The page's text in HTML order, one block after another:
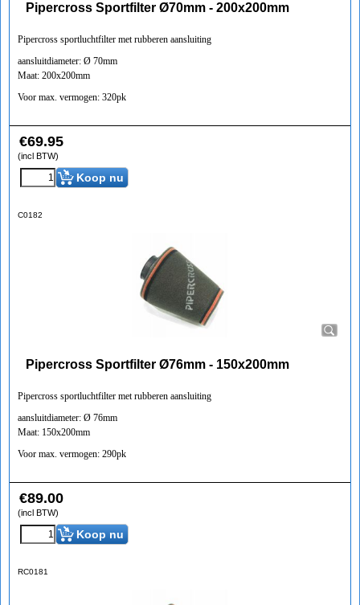
Pipercross Sportfilter Ø70mm - 200x200mm
Pipercross sportluchtfilter met rubberen aansluiting
aansluitdiameter: Ø 70mm
Maat: 200x200mm
Voor max. vermogen: 320pk
€69.95
(incl BTW)
Koop nu
C0182
Pipercross Sportfilter Ø76mm - 150x200mm
Pipercross sportluchtfilter met rubberen aansluiting
aansluitdiameter: Ø 76mm
Maat: 150x200mm
Voor max. vermogen: 290pk
€89.00
(incl BTW)
Koop nu
RC0181